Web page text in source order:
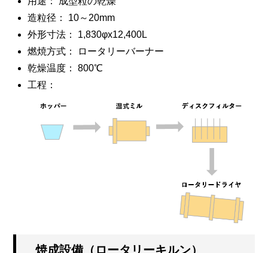
造粒径： 10～20mm
外形寸法： 1,830φx12,400L
燃焼方式： ロータリーバーナー
乾燥温度： 800℃
工程：
焼成設備（ロータリーキルン）